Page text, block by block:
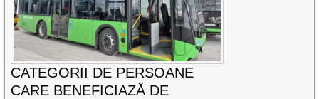
CATEGORII DE PERSOANE
CARE BENEFICIAZĂ DE